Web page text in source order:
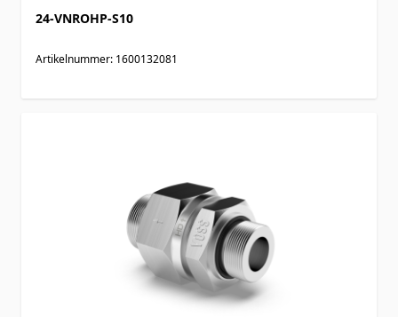
24-VNROHP-S10
Artikelnummer: 1600132081